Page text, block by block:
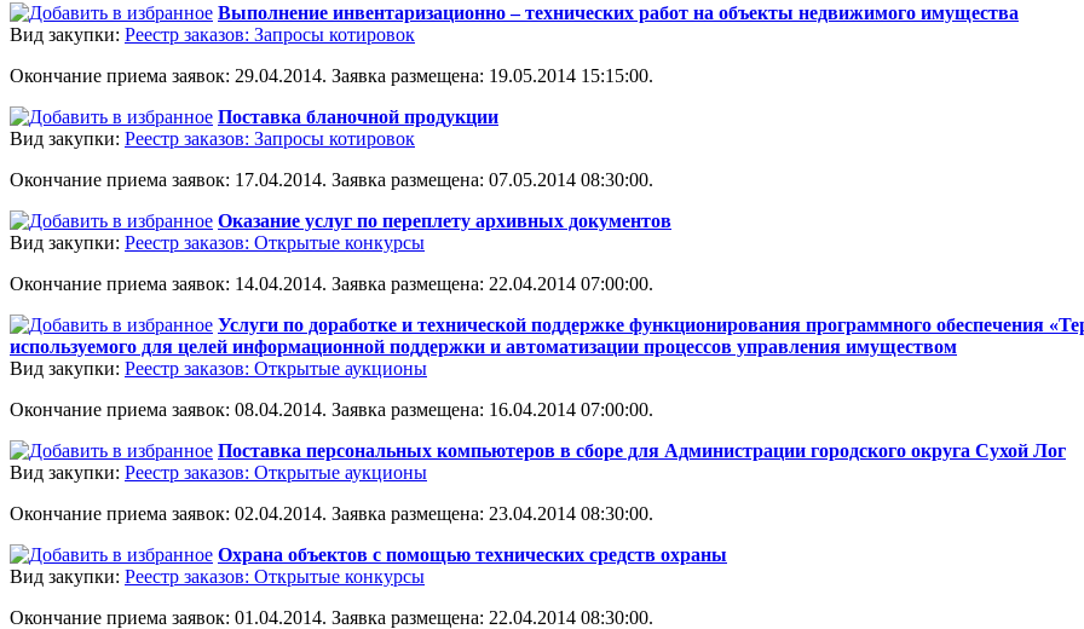
Выполнение инвентаризационно – технических работ на объекты недвижимого имущества
Вид закупки: Реестр заказов: Запросы котировок
Окончание приема заявок: 29.04.2014. Заявка размещена: 19.05.2014 15:15:00.
Поставка бланочной продукции
Вид закупки: Реестр заказов: Запросы котировок
Окончание приема заявок: 17.04.2014. Заявка размещена: 07.05.2014 08:30:00.
Оказание услуг по переплету архивных документов
Вид закупки: Реестр заказов: Открытые конкурсы
Окончание приема заявок: 14.04.2014. Заявка размещена: 22.04.2014 07:00:00.
Услуги по доработке и технической поддержке функционирования программного обеспечения
используемого для целей информационной поддержки и автоматизации процессов управления имуществом
Вид закупки: Реестр заказов: Открытые аукционы
Окончание приема заявок: 08.04.2014. Заявка размещена: 16.04.2014 07:00:00.
Поставка персональных компьютеров в сборе для Администрации городского округа Сухой Лог
Вид закупки: Реестр заказов: Открытые аукционы
Окончание приема заявок: 02.04.2014. Заявка размещена: 23.04.2014 08:30:00.
Охрана объектов с помощью технических средств охраны
Вид закупки: Реестр заказов: Открытые конкурсы
Окончание приема заявок: 01.04.2014. Заявка размещена: 22.04.2014 08:30:00.